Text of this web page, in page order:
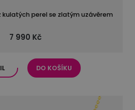
kulatých perel se zlatým uzávěrem
7 990 Kč
DO KOŠÍKU